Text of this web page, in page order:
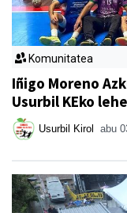
Komunitatea
Iñigo Moreno
Usurbil KEko
Usurbil Kirol abu